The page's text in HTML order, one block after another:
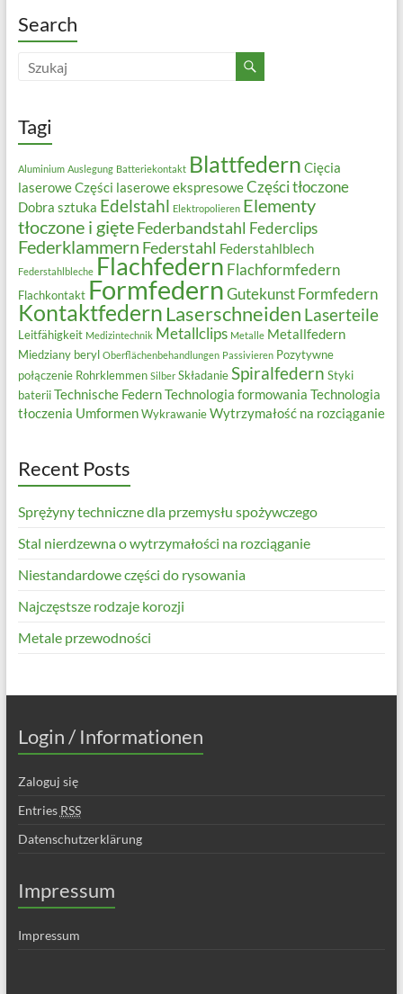
Search
Tagi
Aluminium Auslegung Batteriekontakt Blattfedern Cięcia
laseroweCzęści laserowe ekspresoweCzęści tłoczone
Dobra sztuka Edelstahl Elektropolieren Elementy
tłoczone i gięteFederbandstahl Federclips
Federklammern Federstahl Federstahlblech
Federstahlbleche Flachfedern Flachformfedern
Flachkontakt FormfedernGutekunst Formfedern
Kontaktfedern Laserschneiden Laserteile
Leitfähigkeit Medizintechnik Metallclips Metalle Metallfedern
Miedziany beryl Oberflächenbehandlungen Passivieren Pozytywne
połączenie Rohrklemmen Silber Składanie Spiralfedern Styki
baterii Technische FedernTechnologia formowania Technologia
tłoczenia Umformen Wykrawanie Wytrzymałość na rozciąganie
Recent Posts
Sprężyny techniczne dla przemysłu spożywczego
Stal nierdzewna o wytrzymałości na rozciąganie
Niestandardowe części do rysowania
Najczęstsze rodzaje korozji
Metale przewodności
Login / Informationen
Zaloguj się
Entries RSS
Datenschutzerklärung
Impressum
Impressum